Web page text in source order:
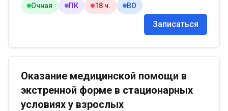
Очная ПК 18 ч. ВО
Записаться
Оказание медицинской помощи в
экстренной форме в стационарных
условиях у взрослых